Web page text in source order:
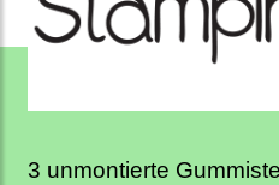
3 unmontierte